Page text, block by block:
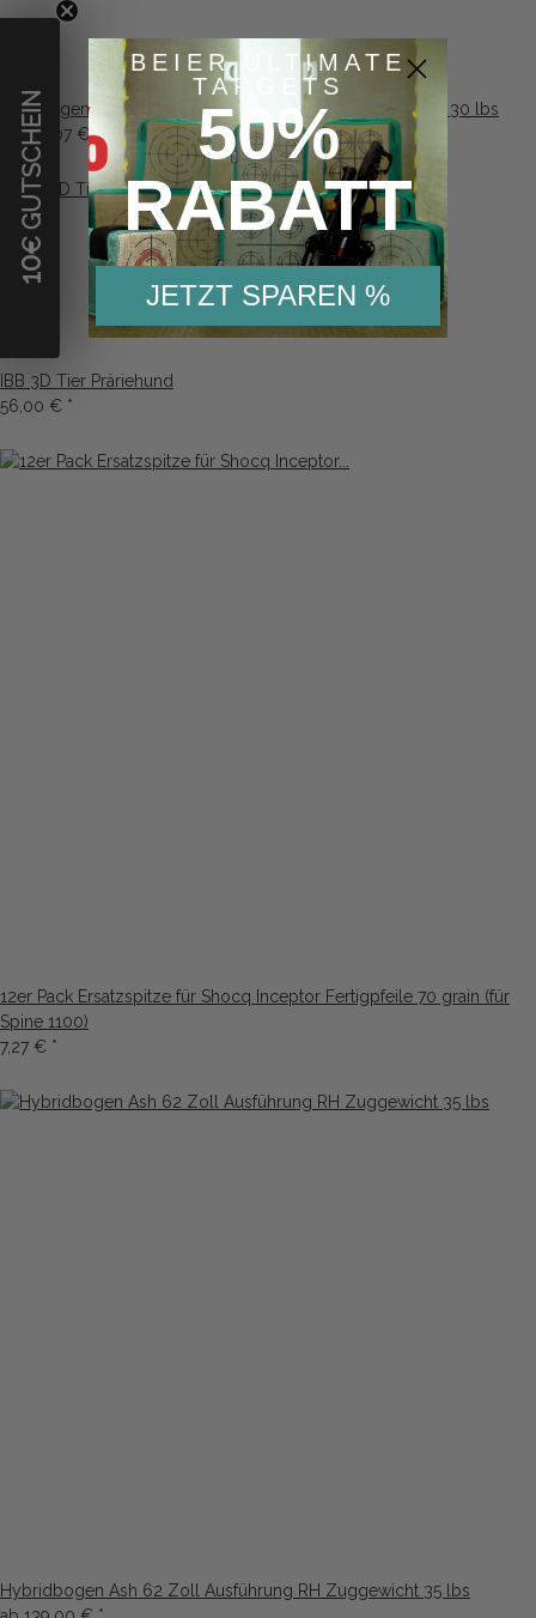
Langbogen Northaro 68 Zoll Ausführung RH Zuggewicht 30 lbs
ab215,07 €*
IBB 3D Tier Präriehund
56,00 € *
12er Pack Ersatzspitze für Shocq Inceptor Fertigpfeile 70 grain (für
Spine 1100)
7,27 € *
Hybridbogen Ash 62 Zoll Ausführung RH Zuggewicht 35 lbs
10
€ GUTSCHEIN
BEIER ULTIMATE
TARGETS
50%
RABATT
JETZT SPAREN %